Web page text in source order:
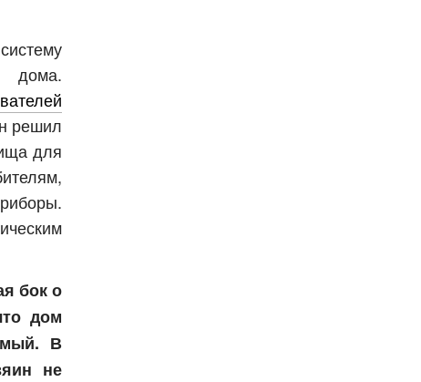
дома.
решил
для
бок о
дом
В
не